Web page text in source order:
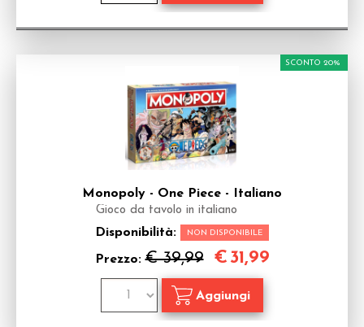
Monopoly - One Piece - Italiano
Gioco da tavolo in italiano
Disponibilità: NON DISPONIBILE
Prezzo:€ 39,99
SCONTO 20%
€ 31,99